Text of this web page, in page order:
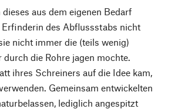
aus dem eigenen Bedarf
des Abflussstabs nicht
nicht immer die (teils wenig)
die Rohre jagen mochte.
ihres Schreiners auf die Idee kam,
Gemeinsam entwickelten
lediglich angespitzt